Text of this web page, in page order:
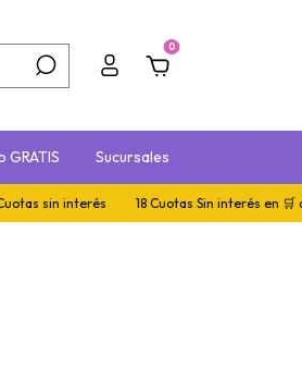
0
GRATIS Sucursales
interés 18 Cuotas Sin interés en 🛒 de